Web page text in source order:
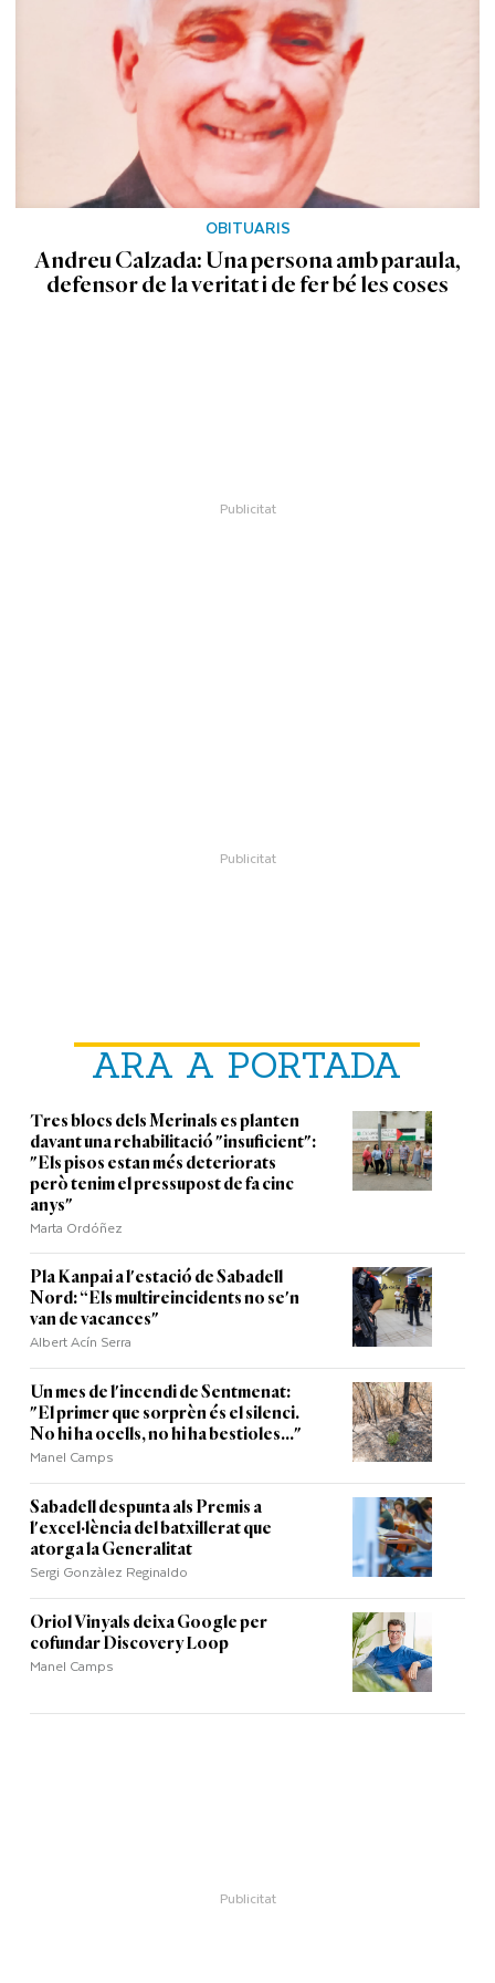
OBITUARIS
Andreu Calzada: Una persona amb paraula,
defensor de la veritat i de fer bé les coses
ARA A PORTADA
Tres blocs dels Merinals es planten
davant una rehabilitació "insuficient":
"Els pisos estan més deteriorats
però tenim el pressupost de fa cinc
anys"
Marta Ordóñez
Pla Kanpai a l'estació de Sabadell
Nord: “Els multireincidents no se'n
van de vacances"
Albert Acín Serra
Un mes de l'incendi de Sentmenat:
"El primer que sorprèn és el silenci.
No hi ha ocells, no hi ha bestioles..."
Manel Camps
Sabadell despunta als Premis a
l'excel·lència del batxillerat que
atorga la Generalitat
Sergi Gonzàlez Reginaldo
Oriol Vinyals deixa Google per
cofundar Discovery Loop
Manel Camps